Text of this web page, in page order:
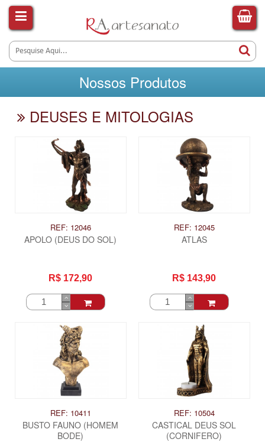
Nossos Produtos
DEUSES E MITOLOGIAS
REF: 12046
APOLO (DEUS DO SOL)
R$ 172,90
REF: 12045
ATLAS
R$ 143,90
REF: 10411
BUSTO FAUNO (HOMEM
BODE)
REF: 10504
CASTICAL DEUS SOL
(CORNIFERO)